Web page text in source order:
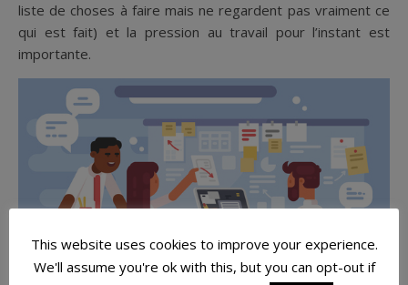
liste de choses à faire mais ne regardent pas vraiment ce
qui est fait) et la pression au travail pour l’instant est
importante.
This website uses cookies to improve your experience.
We'll assume you're ok with this, but you can opt-out if